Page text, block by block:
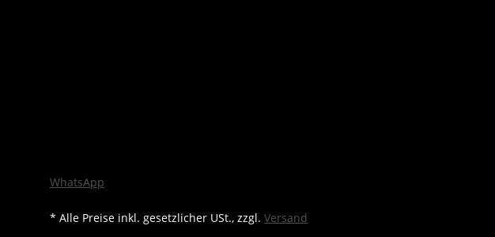
WhatsApp
* Alle Preise inkl. gesetzlicher USt., zzgl. Versand